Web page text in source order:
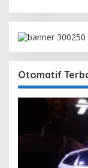
Otomatif